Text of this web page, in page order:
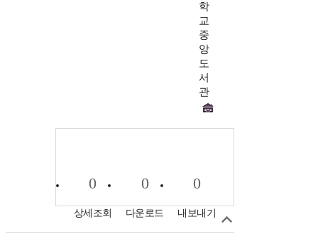
학
교
중
앙
도
서
관
0
상세조회
0
다운로드
0
내보내기